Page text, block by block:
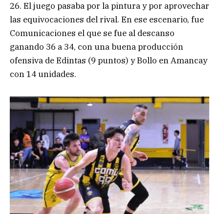
26. El juego pasaba por la pintura y por aprovechar
las equivocaciones del rival. En ese escenario, fue
Comunicaciones el que se fue al descanso
ganando 36 a 34, con una buena producción
ofensiva de Edintas (9 puntos) y Bollo en Amancay
con 14 unidades.